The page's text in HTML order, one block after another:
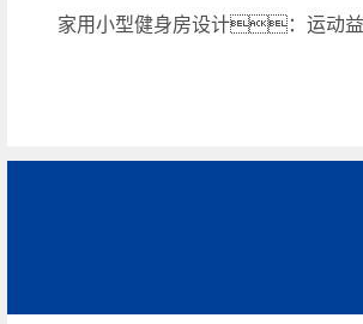
家用小型健身房设计：运动